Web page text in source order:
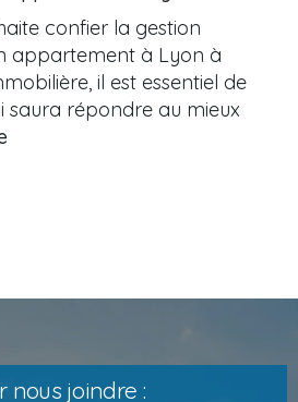
confier la gestion
appartement à Lyon à
il est essentiel de
saura répondre au mieux
nous joindre :